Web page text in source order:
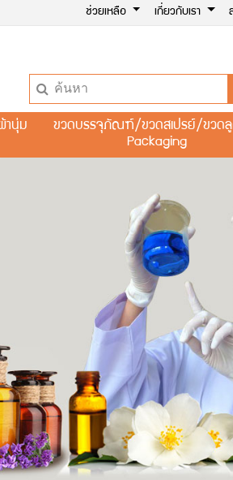
ช่วยเหลือ เกี่ยวกับเรา
านุ่ม
ขวดบรรจุภัณฑ์/ขวดสเปรย์/ขวดลู
Packaging